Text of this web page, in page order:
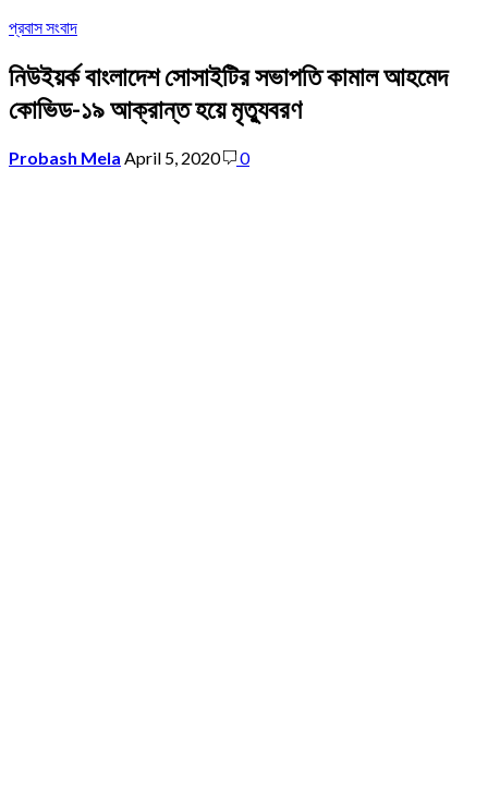
প্রবাস সংবাদ
নিউইয়র্ক বাংলাদেশ সোসাইটির সভাপতি কামাল আহমেদ
কোভিড-১৯ আক্রান্ত হয়ে মৃত্যুবরণ
Probash Mela April 5, 2020 0